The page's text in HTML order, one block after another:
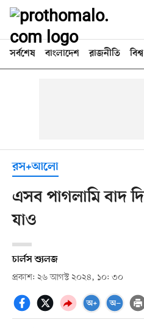
সর্বশেষ বাংলাদেশ রাজনীতি বিশ্ব
রস+আলো
এসব পাগলামি বাদ
যাও
চার্লস শ্যুলজ
প্রকাশ: ২৬ আগস্ট ২০২৪, ১০: ৩০